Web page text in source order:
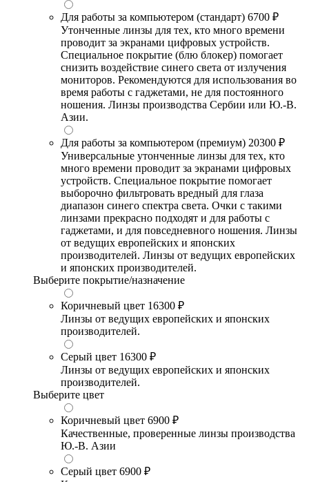
Для работы за компьютером (стандарт) 6700 ₽
Утонченные линзы для тех, кто много времени
проводит за экранами цифровых устройств.
Специальное покрытие (блю блокер) помогает
снизить воздействие синего света от излучения
мониторов. Рекомендуются для использования во
время работы с гаджетами, не для постоянного
ношения. Линзы производства Сербии или Ю.-В.
Азии.
Для работы за компьютером (премиум) 20300 ₽
Универсальные утонченные линзы для тех, кто
много времени проводит за экранами цифровых
устройств. Специальное покрытие помогает
выборочно фильтровать вредный для глаза
диапазон синего спектра света. Очки с такими
линзами прекрасно подходят и для работы с
гаджетами, и для повседневного ношения. Линзы
от ведущих европейских и японских
производителей. Линзы от ведущих европейских
и японских производителей.
Выберите покрытие/назначение
Коричневый цвет 16300 ₽
Линзы от ведущих европейских и японских
производителей.
Серый цвет 16300 ₽
Линзы от ведущих европейских и японских
производителей.
Выберите цвет
Коричневый цвет 6900 ₽
Качественные, проверенные линзы производства
Ю.-В. Азии
Серый цвет 6900 ₽